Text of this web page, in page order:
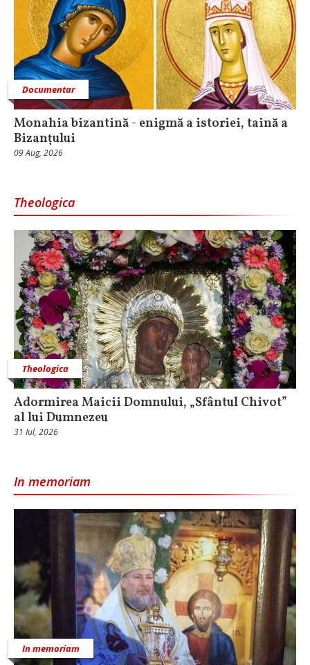
Documentar
Monahia bizantină - enigmă a istoriei, taină a
Bizanțului
09 Aug, 2026
Theologica
Theologica
Adormirea Maicii Domnului, „Sfântul Chivot”
al lui Dumnezeu
31 Iul, 2026
In memoriam
In memoriam